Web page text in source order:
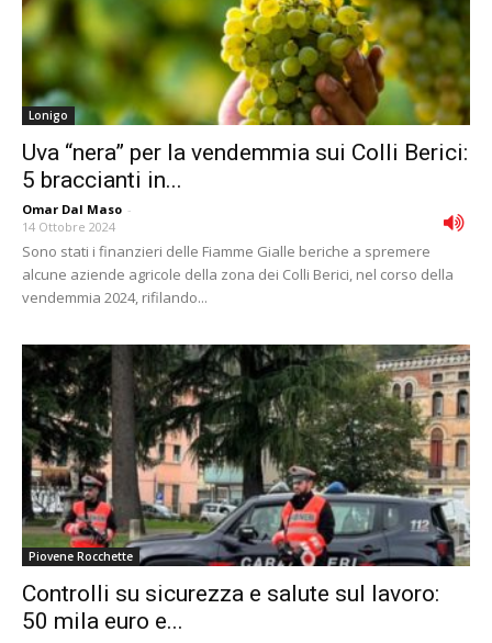
Lonigo
Uva “nera” per la vendemmia sui Colli Berici:
5 braccianti in...
Omar Dal Maso -
14 Ottobre 2024
Sono stati i finanzieri delle Fiamme Gialle beriche a spremere
alcune aziende agricole della zona dei Colli Berici, nel corso della
vendemmia 2024, rifilando...
Piovene Rocchette
Controlli su sicurezza e salute sul lavoro:
50 mila euro e...